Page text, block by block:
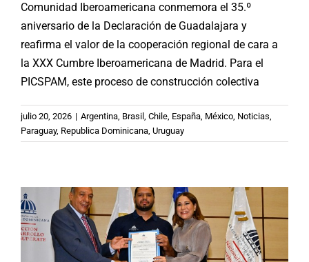
Comunidad Iberoamericana conmemora el 35.º
aniversario de la Declaración de Guadalajara y
reafirma el valor de la cooperación regional de cara a
la XXX Cumbre Iberoamericana de Madrid. Para el
PICSPAM, este proceso de construcción colectiva
julio 20, 2026 | Argentina, Brasil , Chile, España, México, Noticias,
Paraguay, Republica Dominicana, Uruguay
República Dominicana: CONAPE
integra 216 personas cuidadoras